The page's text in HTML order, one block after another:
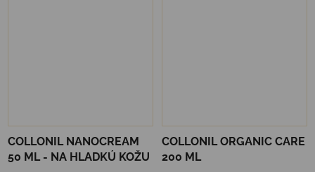
COLLONIL NANOCREAM
50 ML - NA HLADKÚ KOŽU
COLLONIL ORGANIC CARE
200 ML